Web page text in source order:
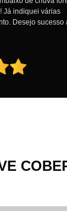
maravilhoso!